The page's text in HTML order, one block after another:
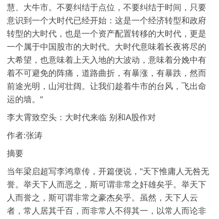
慧、大牛市。不要纠结于点位，不要纠结于时间，只要
意识到一个大时代已经开始：这是一个经济转型和政府
转型的大时代，也是一个资产配置转移的大时代，更是
一个属于中国股市的大时代。大时代意味着长夜将尽的
大希望，也意味着上天入地的大波动，意味着分娩中有
着不可避免的阵痛，道路曲折，有暴涨，有暴跌，然而
前途光明，山河壮阔。让我们趁着牛市的台风，飞出命
运的墙。"
李大霄致空头：大时代来临 别和A股作对
作者:张涛
摘要
当年梁启超写李鸿章传，开篇便说，"天下惟庸人无咎无
誉。举天下人而恶之，斯可谓非常之奸雄矣乎。举天下
人而誉之，斯可谓非常之豪杰矣乎。虽然，天下人云
者，常人居其千百，而非常人不得其一，以常人而论非